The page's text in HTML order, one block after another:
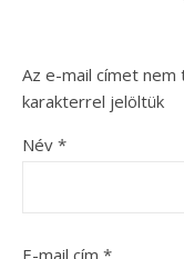
Az e-mail címet nem
karakterrel jelöltük
Név *
E-mail cím *